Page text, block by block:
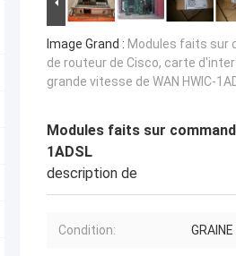
Image Grand : Modules faits sur
de routeur de Cisco, carte
grande vitesse de WAN HWIC-
Modules faits sur
1ADSL
description de
Condition: